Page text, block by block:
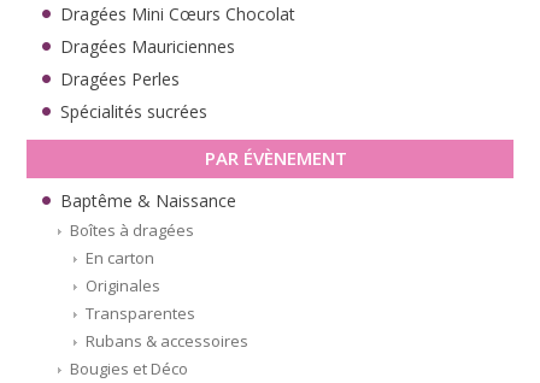
Dragées Mini Cœurs Chocolat
Dragées Mauriciennes
Dragées Perles
Spécialités sucrées
PAR ÉVÈNEMENT
Baptême & Naissance
Boîtes à dragées
En carton
Originales
Transparentes
Rubans & accessoires
Bougies et Déco